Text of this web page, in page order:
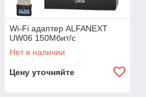
Wi-Fi адаптер ALFANEXT
UW06 150Мбит/с
Нет в наличии
Цену уточняйте